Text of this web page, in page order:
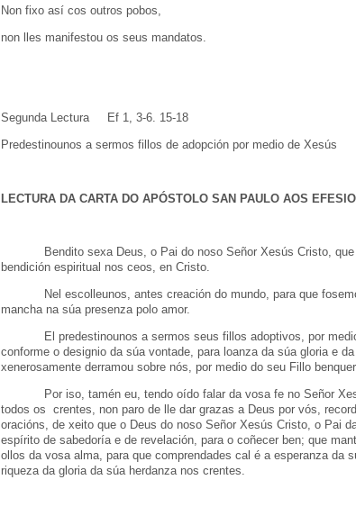
Non fixo así cos outros pobos,
non lles manifestou os seus mandatos.
Segunda Lectura Ef 1, 3-6. 15-18
Predestinounos a sermos fillos de adopción por medio de Xesús
LECTURA DA CARTA DO APÓSTOLO SAN PAULO AOS
Bendito sexa Deus, o Pai do noso Señor Xesús Cristo, que
bendición espiritual nos ceos, en Cristo.
Nel escolleunos, antes creación do mundo, para que
mancha na súa presenza polo amor.
El predestinounos a sermos seus fillos adoptivos, por medio
conforme o designio da súa vontade, para loanza da súa gloria e
xenerosamente derramou sobre nós, por medio do seu Fillo
Por iso, tamén eu, tendo oído falar da vosa fe no Señor
todos os crentes, non paro de lle dar grazas a Deus por vós,
oracións, de xeito que o Deus do noso Señor Xesús Cristo, o Pai
espírito de sabedoría e de revelación, para o coñecer ben; que
ollos da vosa alma, para que comprendades cal é a esperanza da
riqueza da gloria da súa herdanza nos crentes.